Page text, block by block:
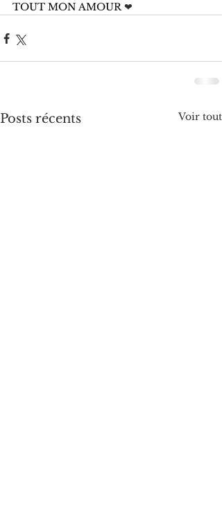
TOUT MON AMOUR ❤
Posts récents Voir tout